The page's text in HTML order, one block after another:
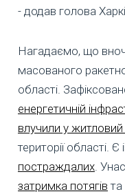
- додав голова
Нагадаємо, що
масованого
області.
енергетичній
влучили у
території області.
постраждалих.
затримка потягів та